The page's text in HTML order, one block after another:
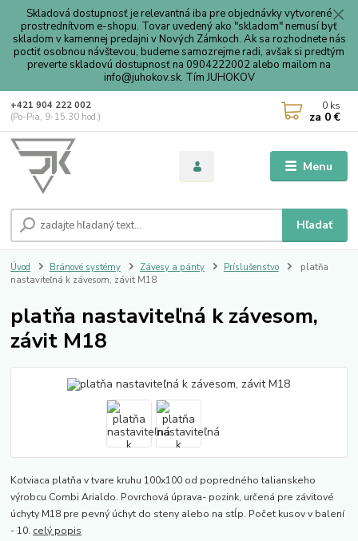
Skladová dostupnosť je relevantná iba pre objednávky vytvorené
prostrednítvom e-shopu. Tovar uvedený ako "skladom" nemusí byť
skladom v kamennej predajni v Nových Zámkoch. Ak sa rozhodnete nás
poctiť osobnou návštevou, budeme samozrejme radi, avšak si predtým
preverte skladovú dostupnosť na 0904222002 alebo mailom na
info@juhokov.sk. Tím JUHOKOV
Menu
Hľadať
+421 904 222 002
(Po-Pia, 9-15.30 hod.)
0 ks
za 0 €
Úvod Bránové systémy Závesy a pánty Príslušenstvo
platňa
nastaviteľná k závesom, závit M18
platňa nastaviteľná k závesom,
závit M18
Kotviaca platňa v tvare kruhu 100x100 od popredného talianskeho
výrobcu Combi Arialdo. Povrchová úprava- pozink, určená pre závitové
úchyty M18 pre pevný úchyt do steny alebo na stĺp. Počet kusov v balení
- 10. celý popis